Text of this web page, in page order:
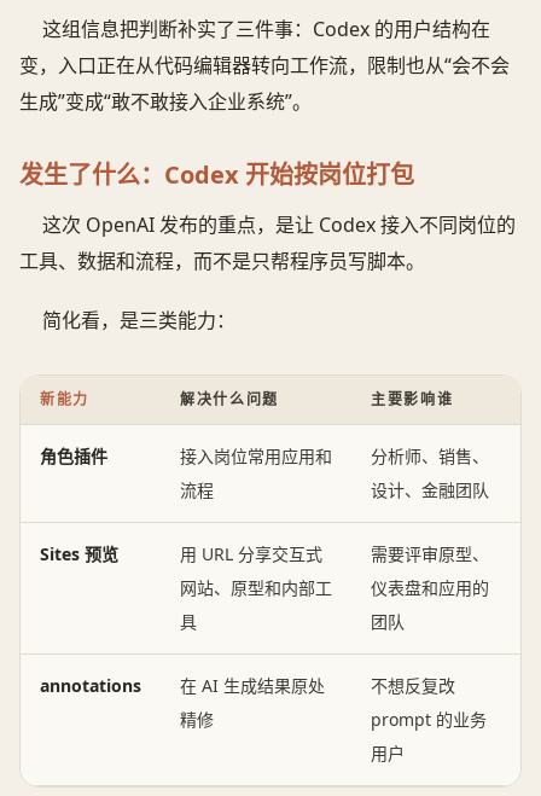
这组信息把判断补实了三件事：Codex 的用户结构在
变，入口正在从代码编辑器转向工作流，限制也从“会不会
生成”变成“敢不敢接入企业系统”。
发生了什么：Codex 开始按岗位打包
这次 OpenAI 发布的重点，是让 Codex 接入不同岗位的
工具、数据和流程，而不是只帮程序员写脚本。
简化看，是三类能力：
新能力 解决什么问题 主要影响谁
角色插件
接入岗位常用应用和
流程
分析师、销售、
设计、金融团队
Sites 预览
用 URL 分享交互式
网站、原型和内部工
具
需要评审原型、
仪表盘和应用的
团队
annotations
在 AI 生成结果原处
精修
不想反复改
prompt 的业务
用户